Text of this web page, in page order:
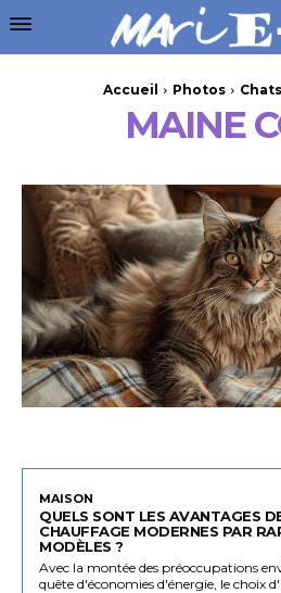
Accueil Photos Chats
MAINE
MAISON
QUELS SONT LES AVANTAGES
CHAUFFAGE MODERNES PAR
MODÈLES ?
Avec la montée des préoccupations
quête d'économies d'énergie, le choix